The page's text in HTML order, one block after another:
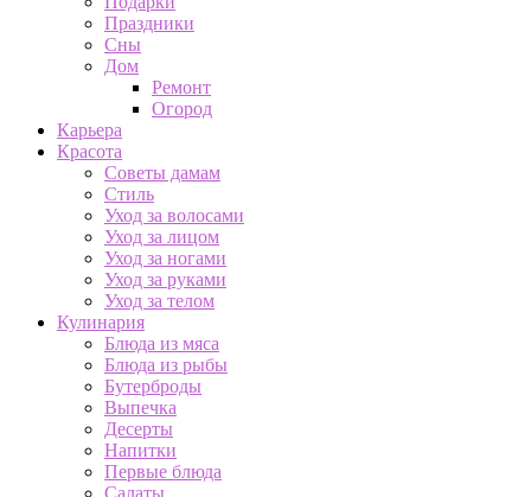
Праздники
Сны
Дом
Ремонт
Огород
Карьера
Красота
Советы дамам
Стиль
Уход за волосами
Уход за лицом
Уход за ногами
Уход за руками
Уход за телом
Кулинария
Блюда из мяса
Блюда из рыбы
Бутерброды
Выпечка
Десерты
Напитки
Первые блюда
Салаты